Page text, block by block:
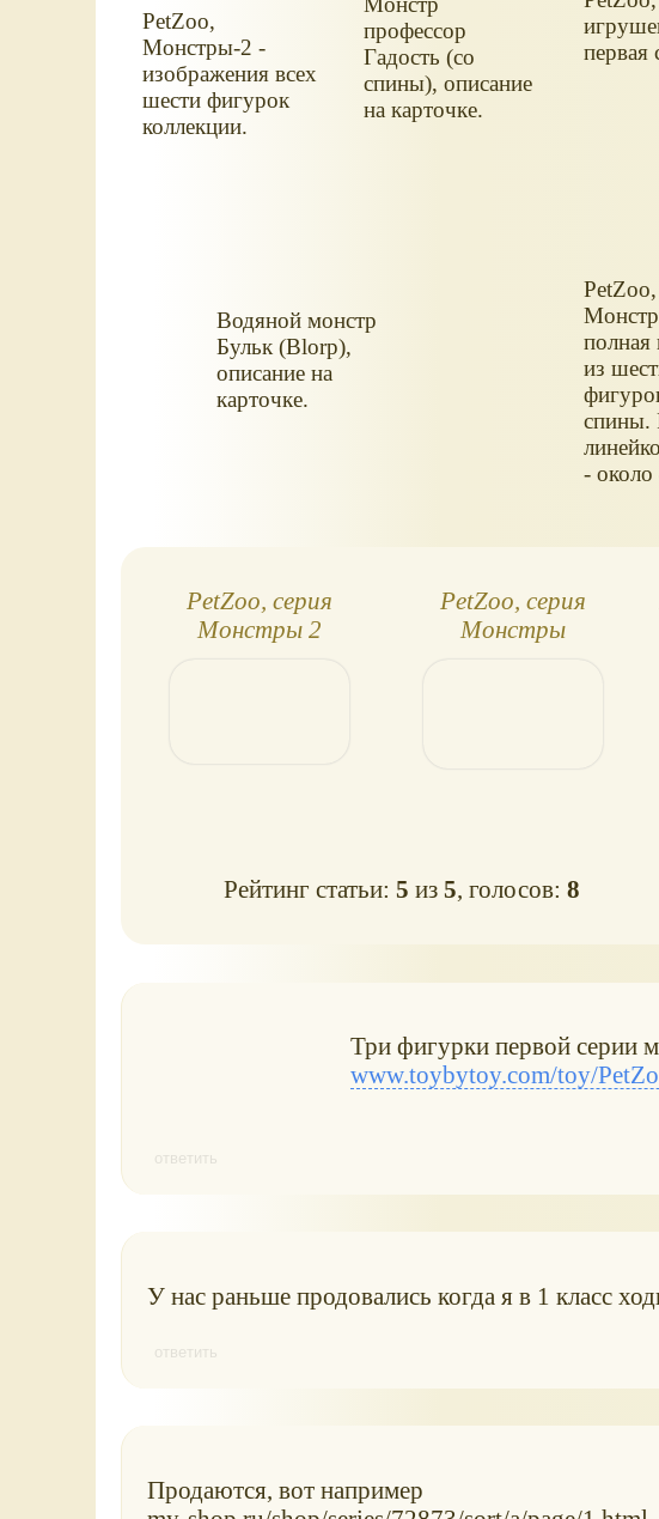
PetZoo,
Монстры-2 -
изображения всех
шести фигурок
коллекции.
профессор
Гадость (со
спины), описание
на карточке.
первая
Водяной монстр
Бульк (Blorp),
описание на
карточке.
PetZoo,
полная
из
спины.
-
PetZoo, серия
Монстры 2
PetZoo, серия
Монстры
Рейтинг статьи:5 из5, голосов:8
Три фигурки первой серии
www.toybytoy.com/toy/
ответить
У нас раньше продовались когда я в 1 класс
ответить
Продаются, вот например